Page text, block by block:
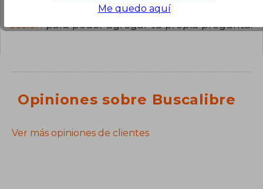
¿Tienes una pregunta sobre el libro?
sesiónpara poder agregar tu propia pregunta.
Opiniones sobre Buscalibre
Ver más opiniones de clientes
Me quedo aquí